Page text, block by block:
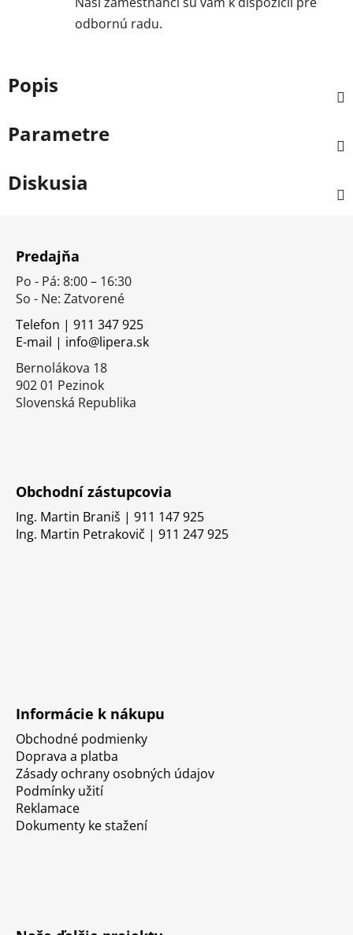
odbornú radu.
Popis
Parametre
Diskusia
Predajňa
Po - Pá: 8:00 – 16:30
So - Ne: Zatvorené
Telefon | 911 347 925
E-mail | info@lipera.sk
Bernolákova 18
902 01 Pezinok
Slovenská Republika
Obchodní zástupcovia
Ing. Martin Braniš | 911 147 925
Ing. Martin Petrakovič | 911 247 925
Informácie k nákupu
Obchodné podmienky
Doprava a platba
Zásady ochrany osobných údajov
Podmínky užití
Reklamace
Dokumenty ke stažení